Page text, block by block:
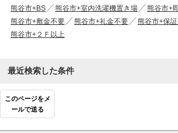
熊谷市+BS
熊谷市+室内洗濯機置き場
熊谷市+
熊谷市+敷金不要
熊谷市+礼金不要
熊谷市+保
熊谷市+２Ｆ以上
最近検索した条件
このページをメ
ールで送る